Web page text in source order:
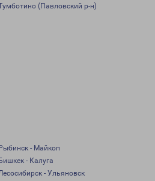
(Павловский р-н)
- Майкоп
- Калуга
- Ульяновск